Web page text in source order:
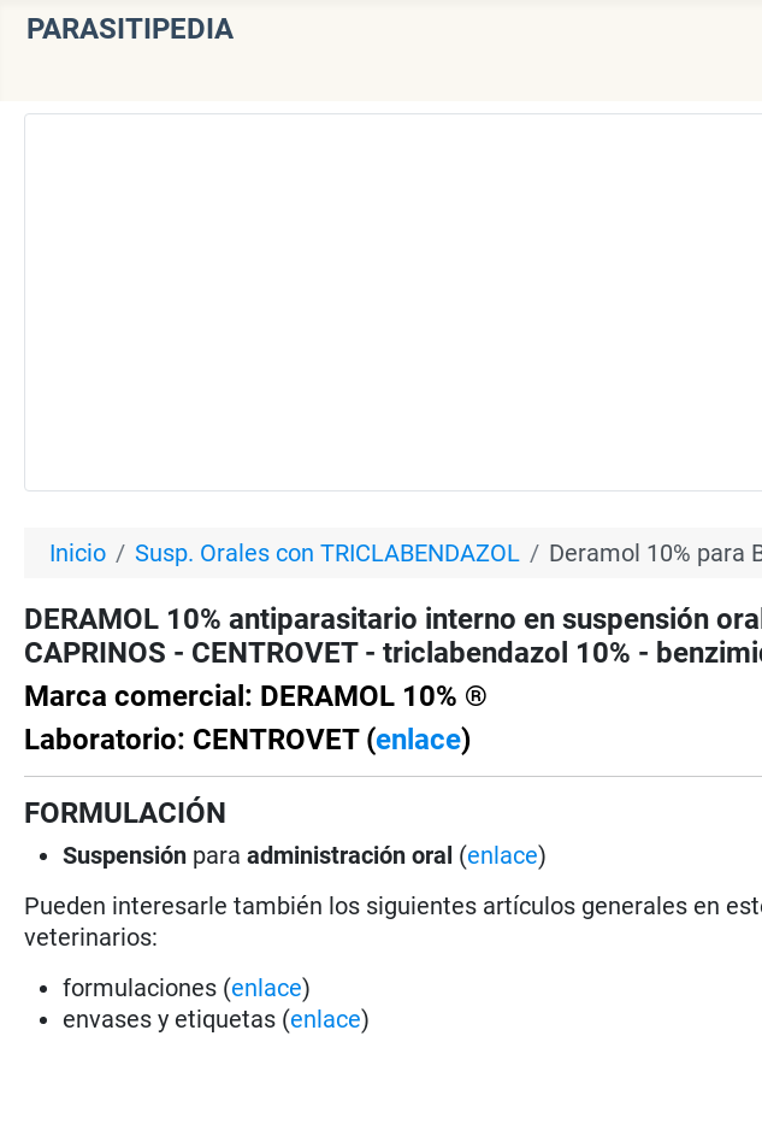
PARASITIPEDIA
Inicio Susp. Orales con TRICLABENDAZOL Deramol 10% para
DERAMOL 10% antiparasitario interno en suspensión
CAPRINOS - CENTROVET - triclabendazol 10% -
Marca comercial: DERAMOL 10% ®
Laboratorio: CENTROVET (enlace)
FORMULACIÓN
Suspensión paraadministración oral (enlace)
Pueden interesarle también los siguientes artículos generales en
veterinarios:
formulaciones (enlace)
envases y etiquetas (enlace)